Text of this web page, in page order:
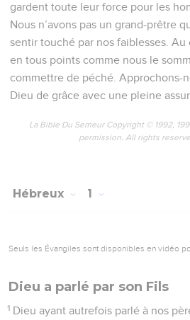
gardent toute leur force pour les
Nous n’avons pas un grand-prêtre
sentir touché par nos faiblesses.
en tous points comme nous le
commettre de péché. Approchons-
Dieu de grâce avec une pleine
La Bible Du Semeur Copyright © 1992,
permission. All rights
Hébreux 1
Seuls les Évangiles sont disponibles en vidéo
Dieu a parlé par son Fils
1 Dieu ayant autrefois parlé à nos